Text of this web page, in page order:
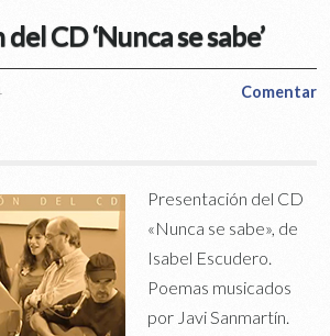
CD ‘Nunca se sabe’
Comentar
Presentación del CD
«Nunca se sabe», de
Isabel Escudero.
Poemas musicados
por Javi Sanmartín.